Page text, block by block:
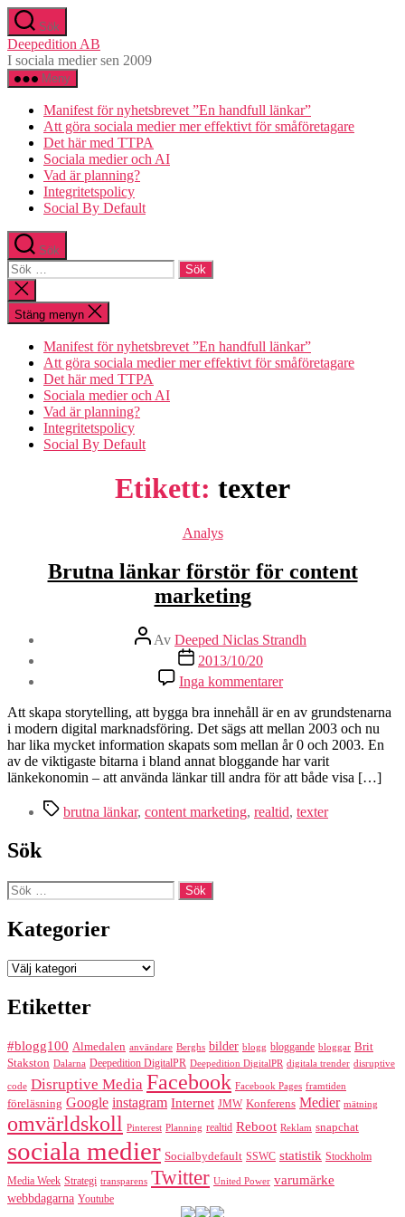
Hoppa
till
innehåll
Sök
Deepedition AB
I sociala medier sen 2009
Meny
Manifest för nyhetsbrevet ”En handfull länkar”
Att göra sociala medier mer effektivt för småföretagare
Det här med TTPA
Sociala medier och AI
Vad är planning?
Integritetspolicy
Social By Default
Sök
Sök
efter:
Stäng
sökningen
Stäng menyn
Manifest för nyhetsbrevet ”En handfull länkar”
Att göra sociala medier mer effektivt för småföretagare
Det här med TTPA
Sociala medier och AI
Vad är planning?
Integritetspolicy
Social By Default
Etikett: texter
Kategorier
Analys
Brutna länkar förstör för content
marketing
Inläggsförfattare
Av Deeped Niclas Strandh
Inläggsdatum
2013/10/20
Inga kommentarer
Att skapa storytelling, att bygga bra innehåll är en av grundstenarna
i modern digital marknadsföring. Det sägs att mellan 2003 och nu
har lika mycket information skapats som mellan år 0 och 2003. En
av de viktigaste bitarna i bland annat bloggande har varit
länkekonomin – att använda länkar till andra för att både visa […]
Etiketter
brutna länkar, content marketing, realtid, texter
Sök
Sök
efter:
Kategorier
Kategorier
Etiketter
#blogg100 Almedalen användare Berghs bilder blogg bloggande bloggar Brit
Stakston Dalarna Deepedition DigitalPR Deepedition DigitalPR digitala trender disruptive
code Disruptive Media Facebook Facebook Pages framtiden
föreläsning Google instagram Internet JMW Konferens Medier mätning
omvärldskoll Pinterest Planning realtid Reboot Reklam snapchat
sociala medier Socialbydefault SSWC statistik Stockholm
Media Week Strategi transparens Twitter United Power varumärke
webbdagarna Youtube